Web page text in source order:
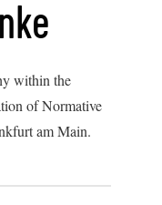
within the
of Normative
am Main.